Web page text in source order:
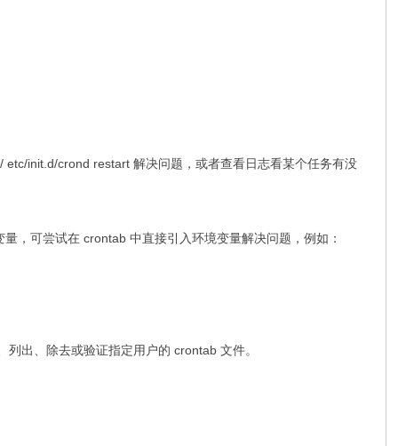
init.d/crond restart 解决问题，或者查看日志看某个任务有没
，可尝试在 crontab 中直接引入环境变量解决问题，例如：
出、除去或验证指定用户的 crontab 文件。